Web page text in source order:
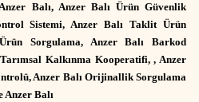
Balı, Anzer Balı Ürün Güvenlik
Sistemi, Anzer Balı Taklit Ürün
Sorgulama, Anzer Balı Barkod
Kalkınma Kooperatifi, , Anzer
Anzer Balı Orijinallik Sorgulama
Anzer Balı